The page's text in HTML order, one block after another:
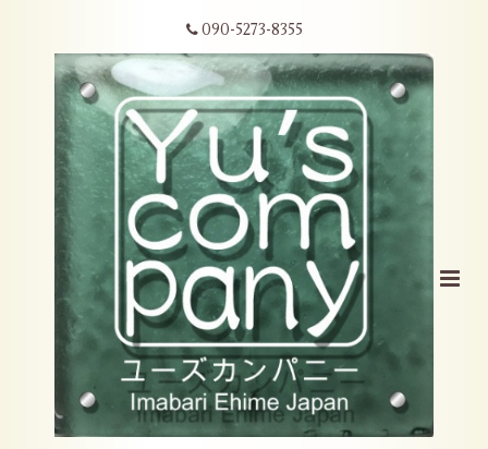
090-5273-8355